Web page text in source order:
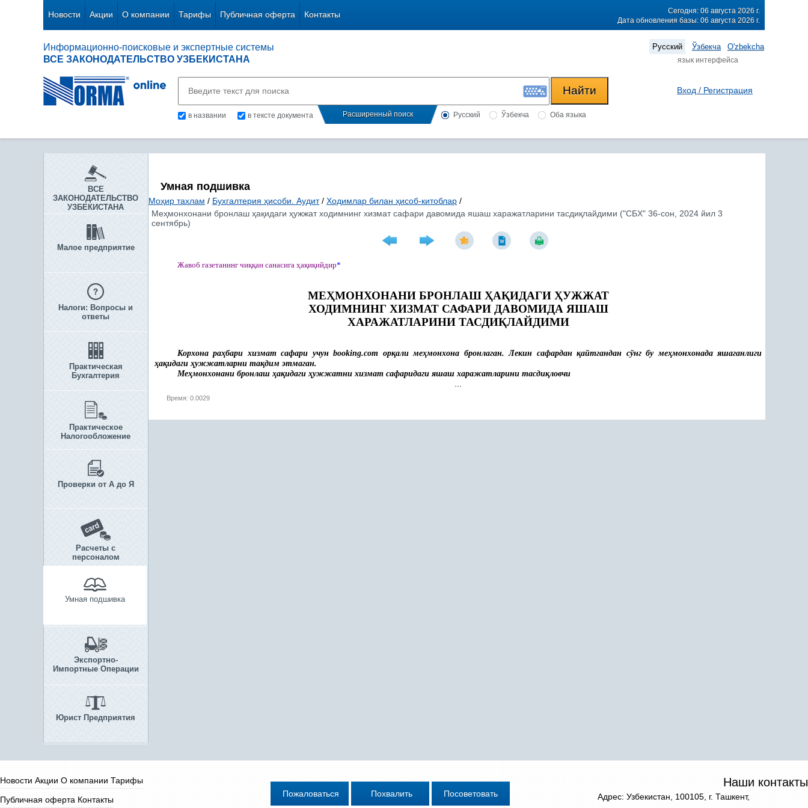
Новости Акции О компании Тарифы Публичная оферта Контакты
Сегодня: 06 августа 2026 г.
Дата обновления базы: 06 августа 2026 г.
Информационно-поисковые и экспертные системы
ВСЕ ЗАКОНОДАТЕЛЬСТВО УЗБЕКИСТАНА
Русский Ўзбекча O'zbekcha
язык интерфейса
в названии в тексте документа Расширенный поиск Русский Ўзбекча Оба языка
Вход / Регистрация
ВСЕ
ЗАКОНОДАТЕЛЬСТВО
УЗБЕКИСТАНА
Малое предприятие
Налоги: Вопросы и
ответы
Практическая
Бухгалтерия
Практическое
Налогообложение
Проверки от А до Я
Расчеты с
персоналом
Умная подшивка
Экспортно-
Импортные Операции
Юрист Предприятия
Умная подшивка
Моҳир тахлам / Бухгалтерия ҳисоби. Аудит / Ходимлар билан ҳисоб-китоблар /
Меҳмонхонани бронлаш ҳақидаги ҳужжат ходимнинг хизмат сафари давомида яшаш харажатларини тасдиқлайдими ("СБХ" 36-сон, 2024 йил 3
сентябрь)
Жавоб газетанинг чиққан санасига ҳақиқийдир*
МЕҲМОНХОНАНИ БРОНЛАШ ҲАҚИДАГИ ҲУЖЖАТ
ХОДИМНИНГ ХИЗМАТ САФАРИ ДАВОМИДА ЯШАШ
ХАРАЖАТЛАРИНИ ТАСДИҚЛАЙДИМИ
Корхона раҳбари хизмат сафари учун booking.com орқали меҳмонхона бронлаган. Лекин сафарданқайтгандан сўнг бу меҳмонхонада яшаганлиги
ҳақидаги ҳужжатларни тақдим этмаган.
Меҳмонхонани бронлаш ҳақидаги ҳужжатни хизмат сафаридаги яшаш харажатларини тасдиқловчи
Время: 0.0029
Новости Акции О компании Тарифы
Публичная оферта Контакты
Наши контакты
Адрес: Узбекистан, 100105, г. Ташкент,